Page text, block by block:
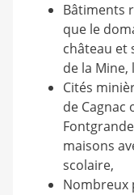
Bâtiments
que le
château et
de la
Cités
de Cagnac
maisons
scolaire,
Nombreux